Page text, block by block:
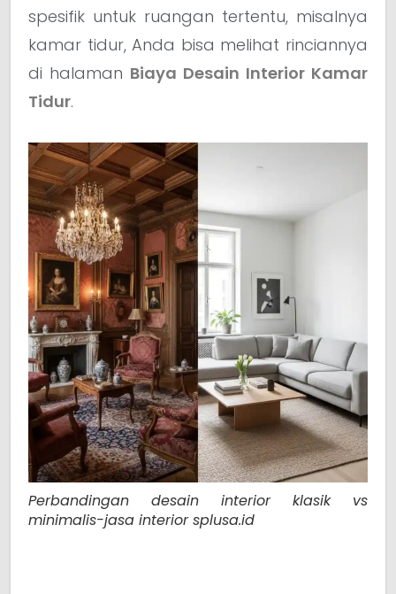
spesifik untuk ruangan tertentu, misalnya
kamar tidur, Anda bisa melihat rinciannya
di halaman Biaya Desain Interior Kamar
Tidur.
Perbandingan desain interior klasik vs
minimalis-jasa interior splusa.id